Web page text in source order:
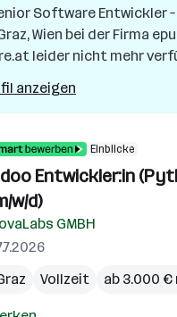
in
Software Entwickler
Wien bei der Firma
leider nicht mehr
anzeigen
Einblicke
Entwickler:in
w/d)
GMBH
Vollzeit ab 3.000